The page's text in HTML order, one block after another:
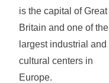
is the capital of Great
Britain and one of the
largest industrial and
cultural centers in
Europe.